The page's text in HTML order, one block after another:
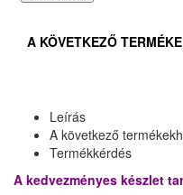
A KÖVETKEZŐ
Leírás
A következő
Termékkérdés
A kedvezményes készlet